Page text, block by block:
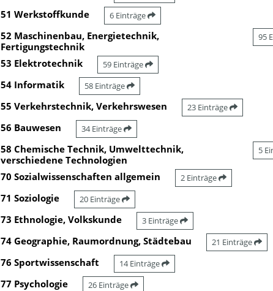
51 Werkstoffkunde 6 Einträge
52 Maschinenbau, Energietechnik,
Fertigungstechnik
95
53 Elektrotechnik 59 Einträge
54 Informatik 58 Einträge
55 Verkehrstechnik, Verkehrswesen 23 Einträge
56 Bauwesen 34 Einträge
58 Chemische Technik, Umwelttechnik,
verschiedene Technologien
5
70 Sozialwissenschaften allgemein 2 Einträge
71 Soziologie 20 Einträge
73 Ethnologie, Volkskunde 3 Einträge
74 Geographie, Raumordnung, Städtebau 21 Einträge
76 Sportwissenschaft 14 Einträge
77 Psychologie 26 Einträge